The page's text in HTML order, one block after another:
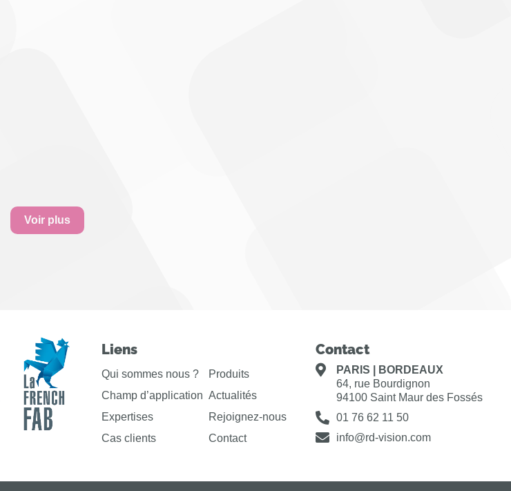
Voir plus
Liens
Qui sommes nous ?
Champ d’application
Expertises
Cas clients
Produits
Actualités
Rejoignez-nous
Contact
Contact
PARIS | BORDEAUX
64, rue Bourdignon
94100 Saint Maur des Fossés
01 76 62 11 50
info@rd-vision.com